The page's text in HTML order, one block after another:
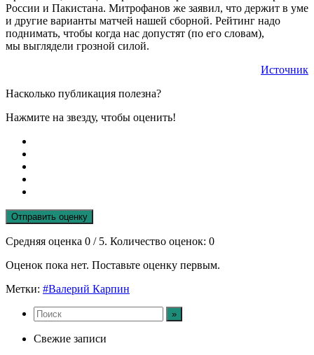
России и Пакистана. Митрофанов же заявил, что держит в уме
и другие варианты матчей нашей сборной. Рейтинг надо
поднимать, чтобы когда нас допустят (по его словам),
мы выглядели грозной силой.
Источник
Насколько публикация полезна?
Нажмите на звезду, чтобы оценить!
Отправить оценку
Средняя оценка 0 / 5. Количество оценок: 0
Оценок пока нет. Поставьте оценку первым.
Метки: #Валерий Карпин
Свежие записи